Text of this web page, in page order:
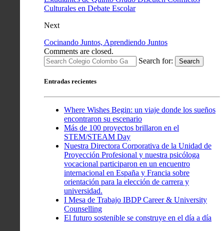
Culturales en Debate Escolar
Next
Cocinando Juntos, Aprendiendo Juntos
Comments are closed.
Search for:
Search
Entradas recientes
Where Wishes Begin: un viaje donde los sueños
encontraron su escenario
Más de 100 proyectos brillaron en el
STEM/STEAM Day
Nuestra Directora Corporativa de la Unidad de
Proyección Profesional y nuestra psicóloga
vocacional participaron en un encuentro
internacional en España y Francia sobre
orientación para la elección de carrera y
universidad.
I Mesa de Trabajo IBDP Career & University
Counselling
El futuro sostenible se construye en el día a día